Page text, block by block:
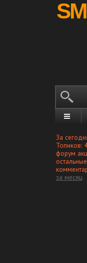
За
Топиков:
форум
за месяц